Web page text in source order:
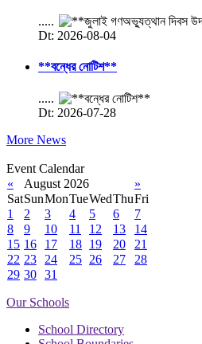
.....
Dt: 2026-08-04
**বন্ধের নোটিশ**
.....
Dt: 2026-07-28
More News
Event Calendar
«
August 2026
»
SatSunMonTueWedThuFri
1
2 3 4 5 6
7
8
9 10 11 12 13
14
15 16 17 18 19 20
21
22 23 24 25 26 27
28
29 30 31
Our Schools
School Directory